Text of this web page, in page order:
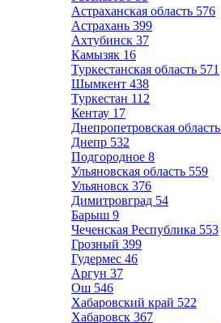
Астраханская область 576
Астрахань 399
Ахтубинск 37
Камызяк 16
Туркестанская область 571
Шымкент 438
Туркестан 112
Кентау 17
Днепропетровская область
Днепр 532
Подгородное 8
Ульяновская область 559
Ульяновск 376
Димитровград 54
Барыш 9
Чеченская Республика 553
Грозный 399
Гудермес 46
Аргун 37
Ош 546
Хабаровский край 522
Хабаровск 367